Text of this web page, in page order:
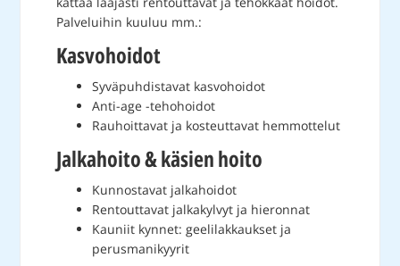
Palveluihin kuuluu mm.:
Kasvohoidot
Syväpuhdistavat kasvohoidot
Anti-age -tehohoidot
Rauhoittavat ja kosteuttavat hemmottelut
Jalkahoito & käsien hoito
Kunnostavat jalkahoidot
Rentouttavat jalkakylvyt ja hieronnat
Kauniit kynnet: geelilakkaukset ja
perusmanikyyrit